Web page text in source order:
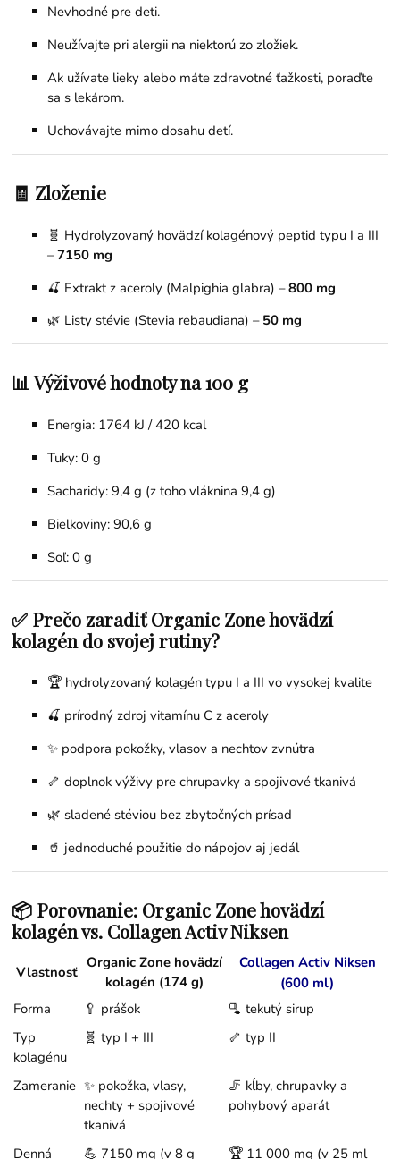
Nevhodné pre deti.
Neužívajte pri alergii na niektorú zo zložiek.
Ak užívate lieky alebo máte zdravotné ťažkosti, poraďte
sa s lekárom.
Uchovávajte mimo dosahu detí.
🧾 Zloženie
🧬 Hydrolyzovaný hovädzí kolagénový peptid typu I a III
–7150 mg
🍒 Extrakt z aceroly (Malpighia glabra) –800 mg
🌿 Listy stévie (Stevia rebaudiana) – 50 mg
📊 Výživové hodnoty na 100 g
Energia: 1764 kJ / 420 kcal
Tuky: 0 g
Sacharidy: 9,4 g (z toho vláknina 9,4 g)
Bielkoviny: 90,6 g
Soľ: 0 g
✅ Prečo zaradiť Organic Zone hovädzí
kolagén do svojej rutiny?
🏆 hydrolyzovaný kolagén typu I a III vo vysokej kvalite
🍒 prírodný zdroj vitamínu C z aceroly
✨ podpora pokožky, vlasov a nechtov zvnútra
🦴 doplnok výživy pre chrupavky a spojivové tkanivá
🌿 sladené stéviou bez zbytočných prísad
🥤 jednoduché použitie do nápojov aj jedál
📦 Porovnanie: Organic Zone hovädzí
kolagén vs. Collagen Activ Niksen
Vlastnosť
Organic Zone hovädzí
kolagén (174 g)
Collagen Activ Niksen
(600 ml)
Forma
🥄 prášok
🫗 tekutý sirup
Typ
kolagénu
🧬 typ I + III 🦴 typ II
Zameranie ✨ pokožka, vlasy,
nechty + spojivové
tkanivá
🦵 kĺby, chrupavky a
pohybový aparát
Denná 💪 7150 mg (v 8 g 🏆 11 000 mg (v 25 ml